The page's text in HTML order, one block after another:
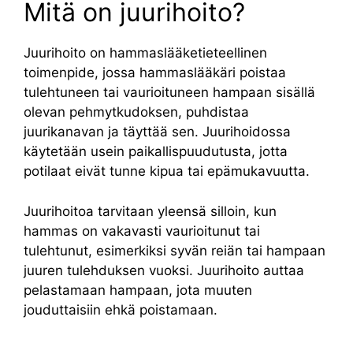
Mitä on juurihoito?
Juurihoito on hammaslääketieteellinen
toimenpide, jossa hammaslääkäri poistaa
tulehtuneen tai vaurioituneen hampaan sisällä
olevan pehmytkudoksen, puhdistaa
juurikanavan ja täyttää sen. Juurihoidossa
käytetään usein paikallispuudutusta, jotta
potilaat eivät tunne kipua tai epämukavuutta.
Juurihoitoa tarvitaan yleensä silloin, kun
hammas on vakavasti vaurioitunut tai
tulehtunut, esimerkiksi syvän reiän tai hampaan
juuren tulehduksen vuoksi. Juurihoito auttaa
pelastamaan hampaan, jota muuten
jouduttaisiin ehkä poistamaan.